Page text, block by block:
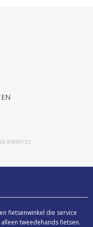
OFF-ROAD
KWINTES
fietsenwinkel die service
tweedehands fietsen.